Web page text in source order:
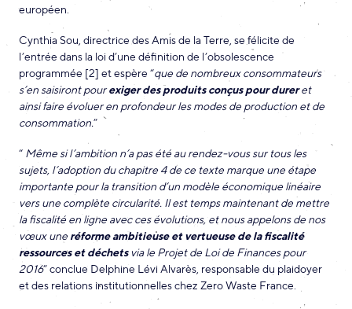
européen.
Cynthia Sou, directrice des Amis de la Terre, se félicite de
l’entrée dans la loi d’une définition de l’obsolescence
programmée [2] et espère “que de nombreux consommateurs
s’en saisiront pourexiger des produits conçus pour dureret
ainsi faire évoluer en profondeur les modes de production et de
consommation.”
“ Même si l’ambition n’a pas été au rendez-vous sur tous les
sujets, l’adoption du chapitre 4 de ce texte marque une étape
importante pour la transition d’un modèle économique linéaire
vers une complète circularité. Il est temps maintenant de mettre
la fiscalité en ligne avec ces évolutions, et nous appelons de nos
vœux une réforme ambitieuse et vertueuse de la fiscalité
ressources et déchetsvia le Projet de Loi de Finances pour
2016” conclue Delphine Lévi Alvarès, responsable du plaidoyer
et des relations institutionnelles chez Zero Waste France.